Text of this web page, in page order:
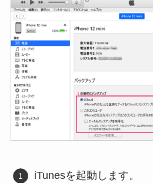
iTunesを起動します。